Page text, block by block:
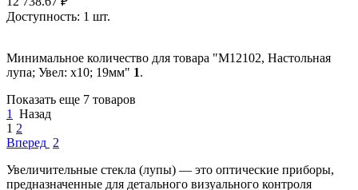
Доступность: 1 шт.
Минимальное количество для товара "M12102, Настольная
лупа; Увел: x10; 19мм" 1.
Показать еще 7 товаров
1
Назад
1 2
Вперед 2
Увеличительные стекла (лупы) — это оптические приборы,
предназначенные для детального визуального контроля